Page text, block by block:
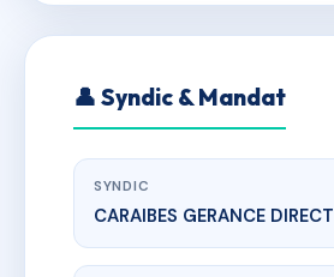
👤 Syndic & Mandat
SYNDIC
CARAIBES GERANCE DIRECT